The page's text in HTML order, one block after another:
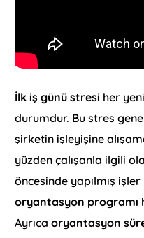
İlk iş günü stresi her
durumdur. Bu stres
şirketin işleyişine
yüzden çalışanla ilgili
öncesinde yapılmış
oryantasyon programı
Ayrıcaoryantasyon